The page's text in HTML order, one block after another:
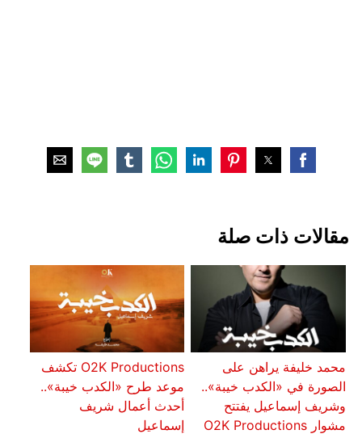
مقالات ذات صلة
محمد خليفة يراهن على
الصورة في «الكدب خيبة»..
وشريف إسماعيل يفتتح
مشوار O2K Productions
O2K Productions تكشف
موعد طرح «الكدب خيبة»..
أحدث أعمال شريف
إسماعيل